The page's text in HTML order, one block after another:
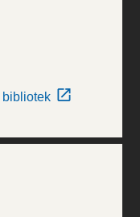
bibliotek